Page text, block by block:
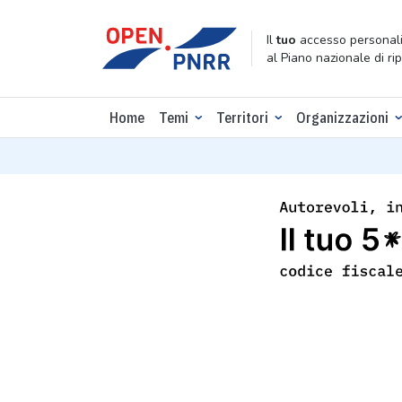
Iltuo accesso
al Piano nazionale di
Home Temi Territori Organizzazioni